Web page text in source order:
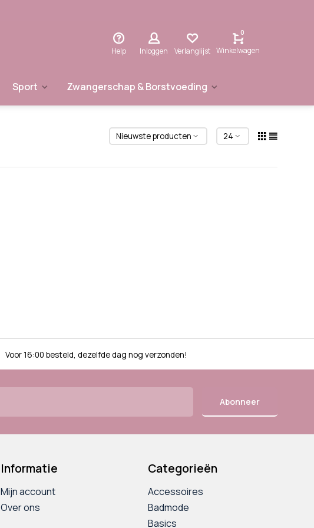
Help Inloggen Verlanglijst
0
Winkelwagen
Sport Zwangerschap & Borstvoeding
Voor 16:00 besteld, dezelfde dag nog verzonden!
Abonneer
Informatie
Mijn account
Over ons
Categorieën
Accessoires
Badmode
Basics